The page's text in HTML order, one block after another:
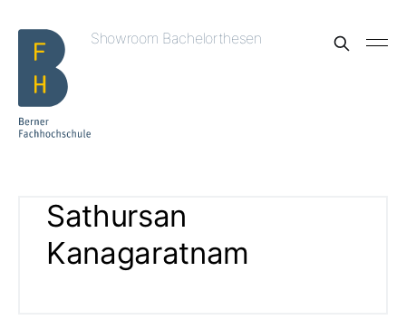
Showroom Bachelorthesen
Sathursan
Kanagaratnam